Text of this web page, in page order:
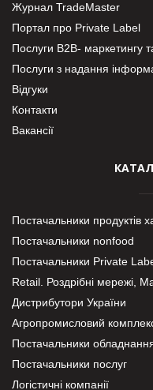
Журнал TradeMaster
Портал про Private Label
Послуги В2В- маркетингу
Послуги з надання
Відгуки
Контакти
Вакансії
Постачальники продуктів
Постачальники nonfood
Постачальники Private
Retail. Роздрібні мережі,
Дистрибутори України
Агропромисловий
Постачальники
Постачальники послуг
Логістичні компанії